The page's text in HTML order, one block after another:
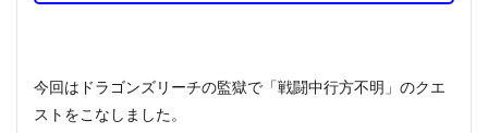
今回はドラゴンズリーチの監獄で「戦闘中行方不明」のクエ
ストをこなしました。